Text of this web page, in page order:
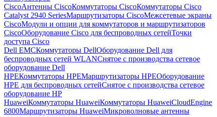
CiscoАнтенны CiscoКоммутаторы CiscoКоммутаторы Cisco
Catalyst 2940 SeriesМаршрутизаторы CiscoМежсетевые экраны
CiscoМодули и опции для коммутаторов и маршрутизаторов
CiscoОборудование Cisco для беспроводных сетейТочки
доступа Cisco
Dell EMCКоммутаторы DellОборудование Dell для
беспроводных сетей WLANСнятое с производства сетевое
оборудование Dell
HPEКоммутаторы HPEМаршрутизаторы HPEОборудование
HPE для беспроводных сетейСнятое с производства сетевое
оборудование HP
HuaweiКоммутаторы HuaweiКоммутаторы HuaweiCloudEngine
6800Маршрутизаторы HuaweiМикроволновые антенны